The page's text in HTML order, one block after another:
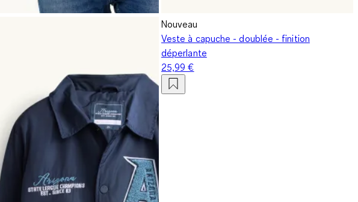
Nouveau
Veste à capuche - doublée - finition
déperlante
25,99 €